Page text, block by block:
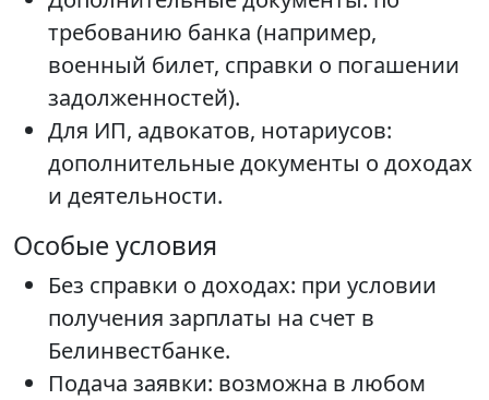
требованию банка (например,
военный билет, справки о погашении
задолженностей).
Для ИП, адвокатов, нотариусов:
дополнительные документы о доходах
и деятельности.
Особые условия
Без справки о доходах: при условии
получения зарплаты на счет в
Белинвестбанке.
Подача заявки: возможна в любом